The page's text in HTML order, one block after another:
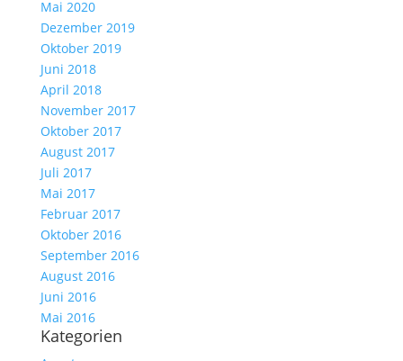
Mai 2020
Dezember 2019
Oktober 2019
Juni 2018
April 2018
November 2017
Oktober 2017
August 2017
Juli 2017
Mai 2017
Februar 2017
Oktober 2016
September 2016
August 2016
Juni 2016
Mai 2016
Kategorien